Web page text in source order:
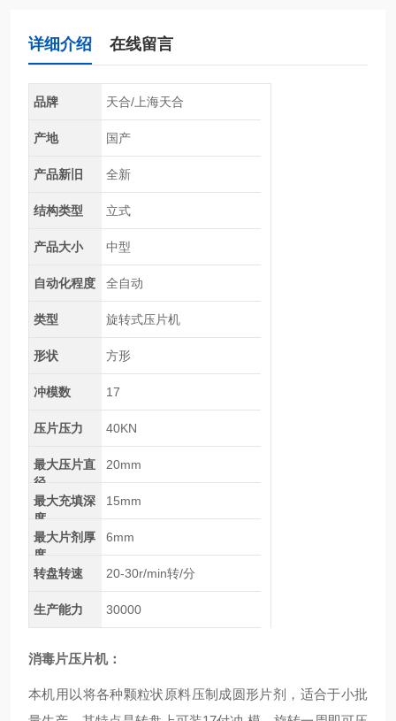
详细介绍 在线留言
品牌 天合/上海天合
产地 国产
产品新旧 全新
结构类型 立式
产品大小 中型
自动化程度 全自动
类型 旋转式压片机
形状 方形
冲模数 17
压片压力 40KN
最大压片直
径
20mm
最大充填深
度
15mm
最大片剂厚
度
6mm
转盘转速 20-30r/min转/分
生产能力 30000
消毒片压片机：
本机用以将各种颗粒状原料压制成圆形片剂，适合于小批